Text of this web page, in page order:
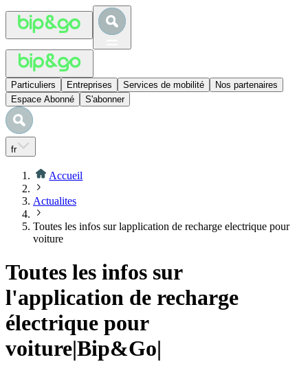
Particuliers Entreprises Services de mobilité
Nos partenaires
Espace Abonné
S'abonner
fr
Accueil
Actualites
Toutes les infos sur lapplication de recharge electrique pour
voiture
Toutes les infos sur
l'application de recharge
électrique pour
voiture|Bip&Go|